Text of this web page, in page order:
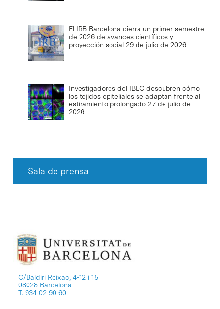
El IRB Barcelona cierra un primer semestre
de 2026 de avances científicos y
proyección social 29 de julio de 2026
Investigadores del IBEC descubren cómo
los tejidos epiteliales se adaptan frente al
estiramiento prolongado 27 de julio de
2026
Sala de prensa
C/Baldiri Reixac, 4-12 i 15
08028 Barcelona
T. 934 02 90 60